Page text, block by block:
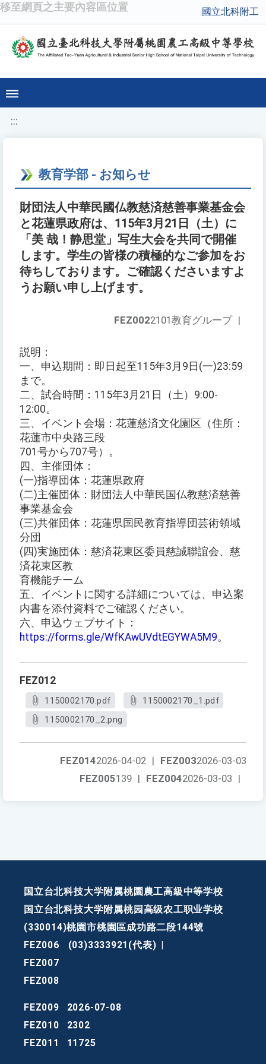
移至網頁之主要內容區位置 國立北科附工
:::
教育学部 - お知らせ
財団法人中華民國仏教慈済慈善事業基金会
と花蓮県政府は、115年3月21日（土）に
「美 哉！静思堂」写生大会を共同で開催
します。学生の皆様の積極的なご参加をお
待ちしております。ご確認くださいますよ
うお願い申し上げます。
FEZ0022101教育グループ |
説明：
一、申込期間：即日起至115年3月9日(一)23:59
まで。
二、試合時間：115年3月21日（土）9:00-
12:00。
三、イベント会場：花蓮慈済文化園区（住所：
花蓮市中央路三段
701号から707号）。
四、主催団体：
(一)指導団体：花蓮県政府
(二)主催団体：財団法人中華民国仏教慈済慈善
事業基金会
(三)共催団体：花蓮県国民教育指導団芸術領域
分団
(四)実施団体：慈済花東区委員慈誠聯誼会、慈
済花東区教
育機能チーム
五、イベントに関する詳細については、申込案
内書を添付資料でご確認ください。
六、申込ウェブサイト：
https://forms.gle/WfKAwUVdtEGYWA5M9。
FEZ012
1150002170.pdf
1150002170_1.pdf
1150002170_2.png
FEZ0032026-03-03
FEZ0142026-04-02 |
FEZ0042026-03-03 |
FEZ005139 |
国立台北科技大学附属桃園農工高級中等学校
国立台北科技大学附属桃园高级农工职业学校
(330014)桃園市桃園區成功路二段144號
FEZ006
(03)3333921(代表)
FEZ007
FEZ008
FEZ009
2026-07-08
FEZ010
2302
FEZ011
11725